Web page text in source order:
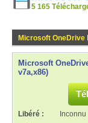
5 165
Microsoft OneDrive
Microsoft
v7a,x86)
Libéré : Inconnu